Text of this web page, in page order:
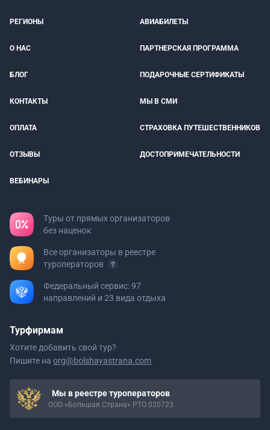
РЕГИОНЫ АВИАБИЛЕТЫ
О НАС ПАРТНЕРСКАЯ ПРОГРАММА
БЛОГ ПОДАРОЧНЫЕ СЕРТИФИКАТЫ
КОНТАКТЫ МЫ В СМИ
ОПЛАТА СТРАХОВКА ПУТЕШЕСТВЕННИКОВ
ОТЗЫВЫ ДОСТОПРИМЕЧАТЕЛЬНОСТИ
ВЕБИНАРЫ
Туры от прямых организаторов
без наценок
Все организаторы в реестре
туроператоров
Федеральный сервис: 97
направлений и 23 вида отдыха
Турфирмам
Хотите добавить свой тур?
Пишите на org@bolshayastrana.com
Мы в реестре туроператоров
ООО «Большая Страна» РТО 020723